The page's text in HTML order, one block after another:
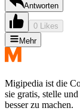
Antworten
0 Likes
Mehr
Migipedia ist die
sie gratis, stelle
besser zu machen.